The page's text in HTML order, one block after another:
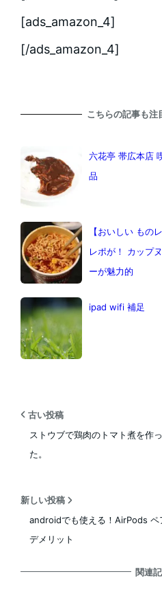
[ads_amazon_4]
[/ads_amazon_4]
こちらの記事も注
六花亭 帯広本店
品
【おいしい もの
レポが！ カップ
ーが魅力的
ipad wifi 補足
古い投稿
ストウブで鶏肉のトマト煮を作
た。
新しい投稿
androidでも使える！AirPods ペ
デメリット
関連